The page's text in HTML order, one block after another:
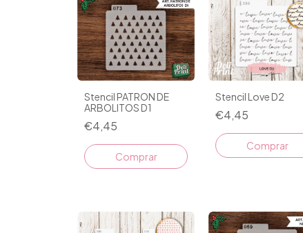
Stencil PATRON DE
ARBOLITOS D1
€4,45
Stencil Love D2
€4,45